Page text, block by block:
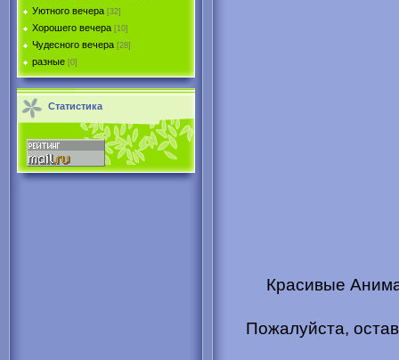
Уютного вечера [32]
Хорошего вечера [10]
Чудесного вечера [28]
разные [0]
Статистика
Красивые
Пожалуйста,